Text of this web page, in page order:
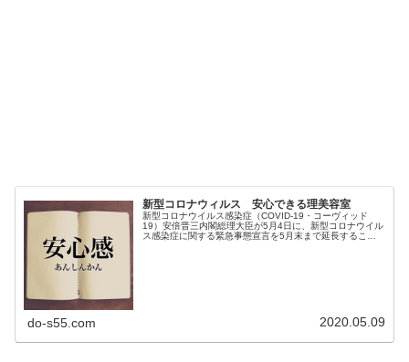
新型コロナウィルス 安心できる理美容室
新型コロナウイルス感染症（COVID-19・コーヴィッド
19）安倍晋三内閣総理大臣が5月4日に、新型コロナウイル
ス感染症に関する緊急事態宣言を5月末まで延長すること
do-s55.com 2020.05.09